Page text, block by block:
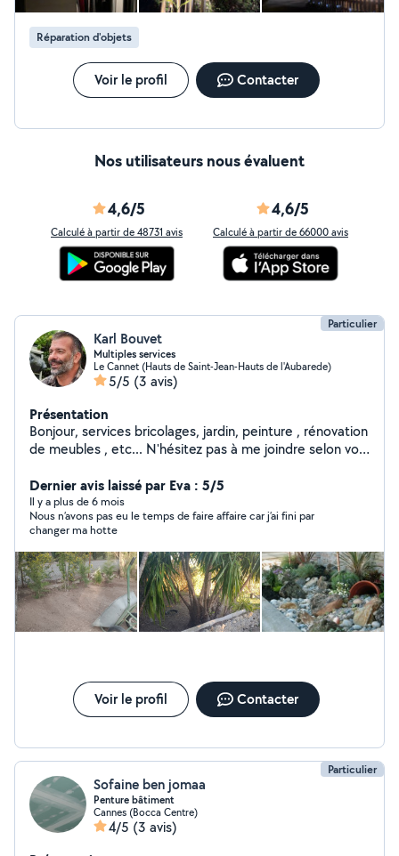
Réparation d'objets
Voir le profil Contacter
Nos utilisateurs nous évaluent
4,6/5
Calculé à partir de 48731 avis
4,6/5
Calculé à partir de 66000 avis
Particulier
Karl Bouvet
Multiples services
Le Cannet (Hauts de Saint-Jean-Hauts de l'Aubarede)
5/5 (3 avis)
Présentation
Bonjour, services bricolages, jardin, peinture , rénovation
de meubles , etc... N'hésitez pas à me joindre selon vos
Dernier avis laissé par Eva : 5/5
Il y a plus de 6 mois
Nous n’avons pas eu le temps de faire affaire car j’ai fini par
changer ma hotte
Voir le profil Contacter
Particulier
Sofaine ben jomaa
Penture bâtiment
Cannes (Bocca Centre)
4/5 (3 avis)